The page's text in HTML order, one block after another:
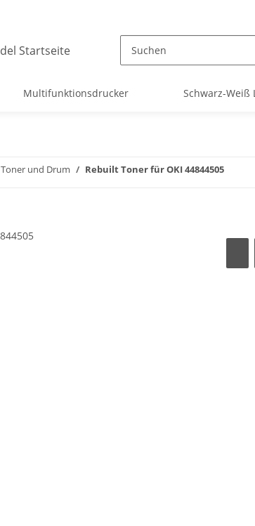
Multifunktionsdrucker Schwarz-Weiß
Toner und Drum Rebuilt Toner für OKI 44844505